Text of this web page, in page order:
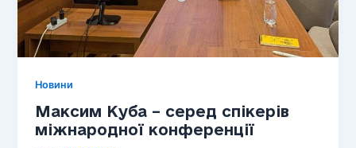
Новини
Максим Куба – серед спікерів
міжнародної конференції